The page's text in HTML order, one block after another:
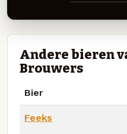
Andere bieren
Brouwers
Bier
Feeks